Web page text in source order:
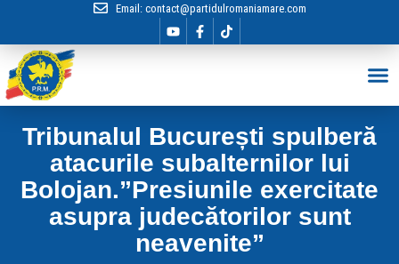
Email: contact@partidulromaniamare.com
Tribunalul București spulberă
atacurile subalternilor lui
Bolojan.”Presiunile exercitate
asupra judecătorilor sunt
neavenite”